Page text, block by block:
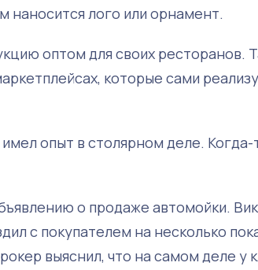
наносится лого или орнамент.
оптом для своих ресторанов.
которые сами
опыт в столярном деле. Когда-
о продаже автомойки.
с покупателем на несколько
выяснил, что на самом деле у